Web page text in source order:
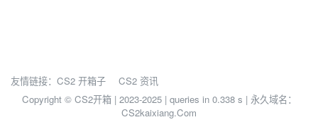
友情链接： CS2 开箱子
CS2 资讯
Copyright © CS2开箱 | 2023-2025 | queries in 0.338 s | 永久域名：
CS2kaixiang.Com